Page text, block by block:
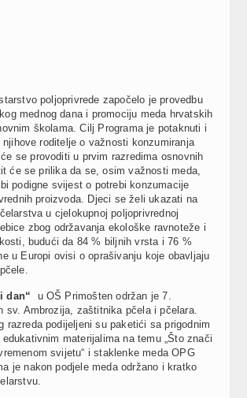
poljoprivrede započelo je provedbu
mednog dana i promociju meda hrvatskih
školama. Cilj Programa je potaknuti i
roditelje o važnosti konzumiranja
se provoditi u prvim razredima osnovnih
će se prilika da se, osim važnosti meda,
podigne svijest o potrebi konzumacije
proizvoda. Djeci se želi ukazati na
u cjelokupnoj poljoprivrednoj
zbog održavanja ekološke ravnoteže i
budući da 84 % biljnih vrsta i 76 %
u Europi ovisi o oprašivanju koje obavljaju
dan“ u OŠ Primošten održan je 7.
sv. Ambrozija, zaštitnika pčela i pčelara.
razreda podijeljeni su paketići sa prigodnim
materijalima na temu „Što znači
svijetu“ i staklenke meda OPG
je nakon podjele meda održano i kratko